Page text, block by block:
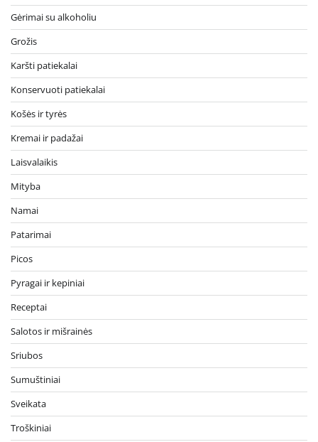
Gėrimai su alkoholiu
Grožis
Karšti patiekalai
Konservuoti patiekalai
Košės ir tyrės
Kremai ir padažai
Laisvalaikis
Mityba
Namai
Patarimai
Picos
Pyragai ir kepiniai
Receptai
Salotos ir mišrainės
Sriubos
Sumuštiniai
Sveikata
Troškiniai